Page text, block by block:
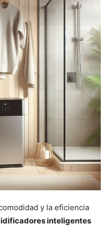
y la eficiencia
inteligentes